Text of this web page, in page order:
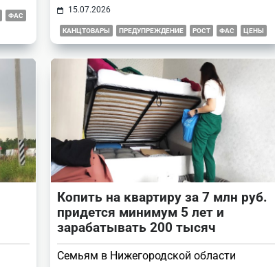
ФАС
15.07.2026
КАНЦТОВАРЫ ПРЕДУПРЕЖДЕНИЕ РОСТ ФАС ЦЕНЫ
Копить на квартиру за 7 млн руб.
придется минимум 5 лет и
зарабатывать 200 тысяч
Семьям в Нижегородской области